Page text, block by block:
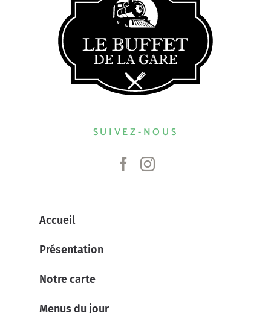
SUIVEZ-NOUS
Accueil
Présentation
Notre carte
Menus du jour